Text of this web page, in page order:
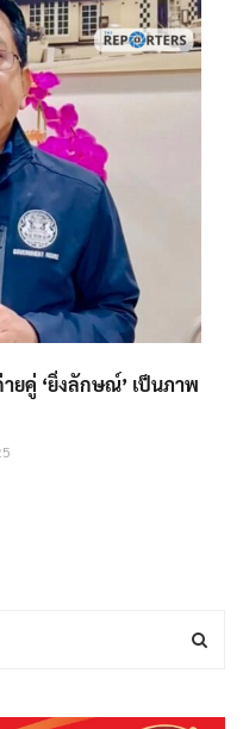
ายคู่ ‘ยิ่งลักษณ์’ เป็นภาพ